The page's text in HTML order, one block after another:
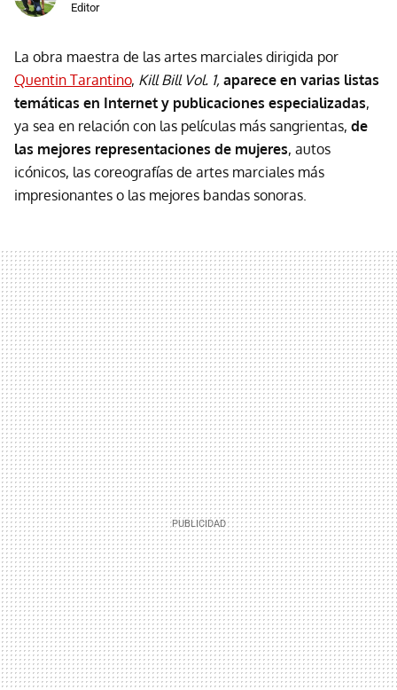
Editor
La obra maestra de las artes marciales dirigida por
Quentin Tarantino, Kill Bill Vol. 1, aparece en varias listas
temáticas en Internet y publicaciones especializadas,
ya sea en relación con las películas más sangrientas, de
las mejores representaciones de mujeres, autos
icónicos, las coreografías de artes marciales más
impresionantes o las mejores bandas sonoras.